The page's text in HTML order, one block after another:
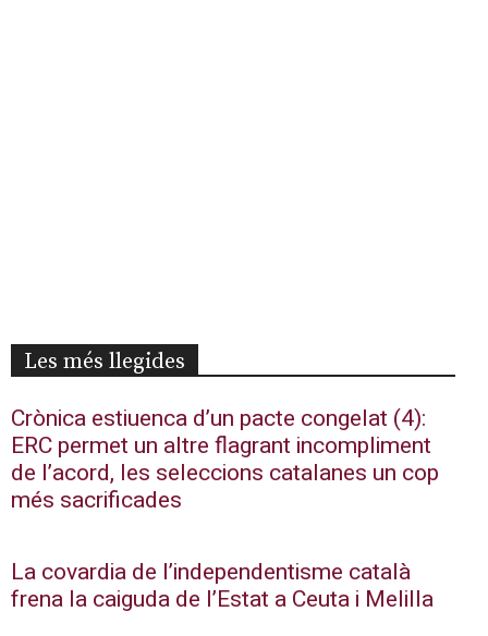
Les més llegides
Crònica estiuenca d’un pacte congelat (4):
ERC permet un altre flagrant incompliment
de l’acord, les seleccions catalanes un cop
més sacrificades
La covardia de l’independentisme català
frena la caiguda de l’Estat a Ceuta i Melilla